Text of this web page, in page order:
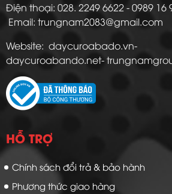
Điện thoại: 028. 2249 6622 -
Email: trungnam2083@gmail.com
Website: daycuroabado.vn-
daycuroabando.net-
HỖ TRỢ
Chính sách đổi trả & bảo hành
Phương thức giao hàng